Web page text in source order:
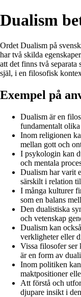
Dualism
Ordet Dualism på
har två skilda
att det finns två separata
själ, i en filosofisk
Exempel på
Dualism är en
fundamentalt
Inom religionen
mellan gott och
I psykologin kan
och mentala
Dualism har varit
särskilt i relation
I många kulturer
som en balans
Den dualistiska
och vetenskap
Dualism kan
verkligheter eller
Vissa filosofer ser
är en form av
Inom politiken
maktpositioner
Att förstå och
djupare insikt i